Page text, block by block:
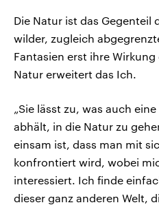
Die Natur ist das Gegenteil
wilder, zugleich
Fantasien erst ihre
Natur erweitert das Ich.
„Sie lässt zu, was auch
abhält, in die Natur zu
einsam ist, dass man mit
konfrontiert wird, wobei
interessiert. Ich finde
dieser ganz anderen Welt,